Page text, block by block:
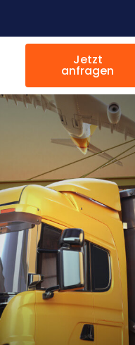
Jetzt
anfragen